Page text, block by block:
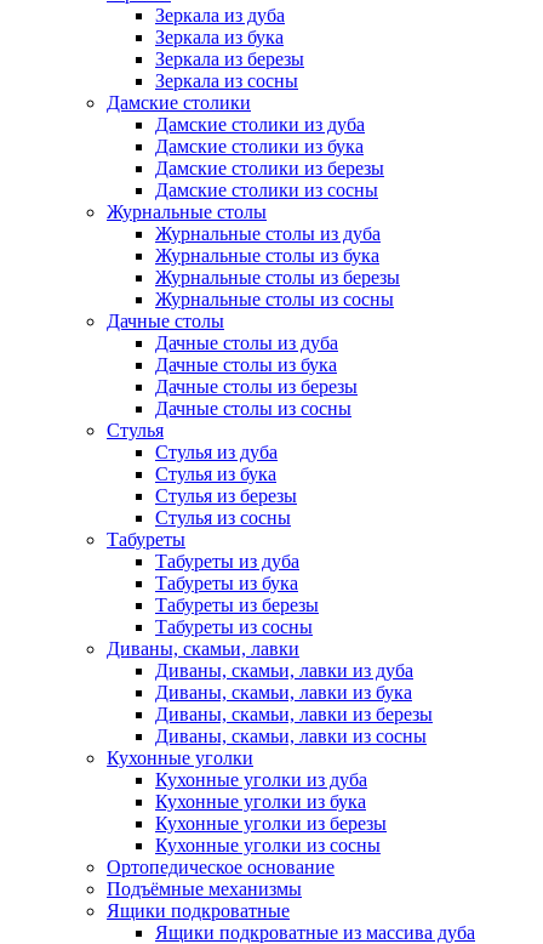
Зеркала из дуба
Зеркала из бука
Зеркала из березы
Зеркала из сосны
Дамские столики
Дамские столики из дуба
Дамские столики из бука
Дамские столики из березы
Дамские столики из сосны
Журнальные столы
Журнальные столы из дуба
Журнальные столы из бука
Журнальные столы из березы
Журнальные столы из сосны
Дачные столы
Дачные столы из дуба
Дачные столы из бука
Дачные столы из березы
Дачные столы из сосны
Стулья
Стулья из дуба
Стулья из бука
Стулья из березы
Стулья из сосны
Табуреты
Табуреты из дуба
Табуреты из бука
Табуреты из березы
Табуреты из сосны
Диваны, скамьи, лавки
Диваны, скамьи, лавки из дуба
Диваны, скамьи, лавки из бука
Диваны, скамьи, лавки из березы
Диваны, скамьи, лавки из сосны
Кухонные уголки
Кухонные уголки из дуба
Кухонные уголки из бука
Кухонные уголки из березы
Кухонные уголки из сосны
Ортопедическое основание
Подъёмные механизмы
Ящики подкроватные
Ящики подкроватные из массива дуба